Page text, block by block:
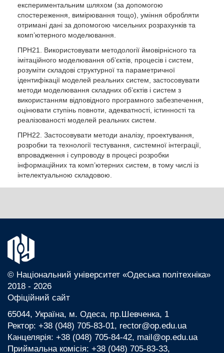
експериментальним шляхом (за допомогою
спостереження, вимірювання тощо), уміння обробляти
отримані дані за допомогою чисельних розрахунків та
комп’ютерного моделювання.
ПРН21. Використовувати методології ймовірнісного та
імітаційного моделювання об’єктів, процесів і систем,
розуміти складові структурної та параметричної
ідентифікації моделей реальних систем, застосовувати
методи моделювання складних об’єктів і систем з
використанням відповідного програмного забезпечення,
оцінювати ступінь повноти, адекватності, істинності та
реалізованості моделей реальних систем.
ПРН22. Застосовувати методи аналізу, проектування,
розробки та технології тестування, системної інтеграції,
впровадження і супроводу в процесі розробки
інформаційних та комп’ютерних систем, в тому числі із
інтелектуальною складовою.
© Національний університет «Одеська політехніка»
2018 - 2026
Офіційний сайт
65044, Україна, м. Одеса, пр.Шевченка, 1
Ректор: +38 (048) 705-83-01, rector@op.edu.ua
Канцелярія: +38 (048) 705-84-42, mail@op.edu.ua
Приймальна комісія: +38 (048) 705-83-33,